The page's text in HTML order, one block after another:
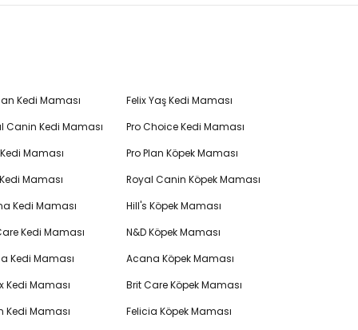
Kedi Maması
Canin Kedi Maması
Maması
Maması
Kedi Maması
Kedi Maması
Kedi Maması
Kedi Maması
Kedi Maması
Felix Yaş Kedi Maması
Pro Choice Kedi Maması
Pro Plan Köpek Maması
Royal Canin Köpek Maması
Hill's Köpek Maması
N&D Köpek Maması
Acana Köpek Maması
Brit Care Köpek Maması
Felicia Köpek Maması